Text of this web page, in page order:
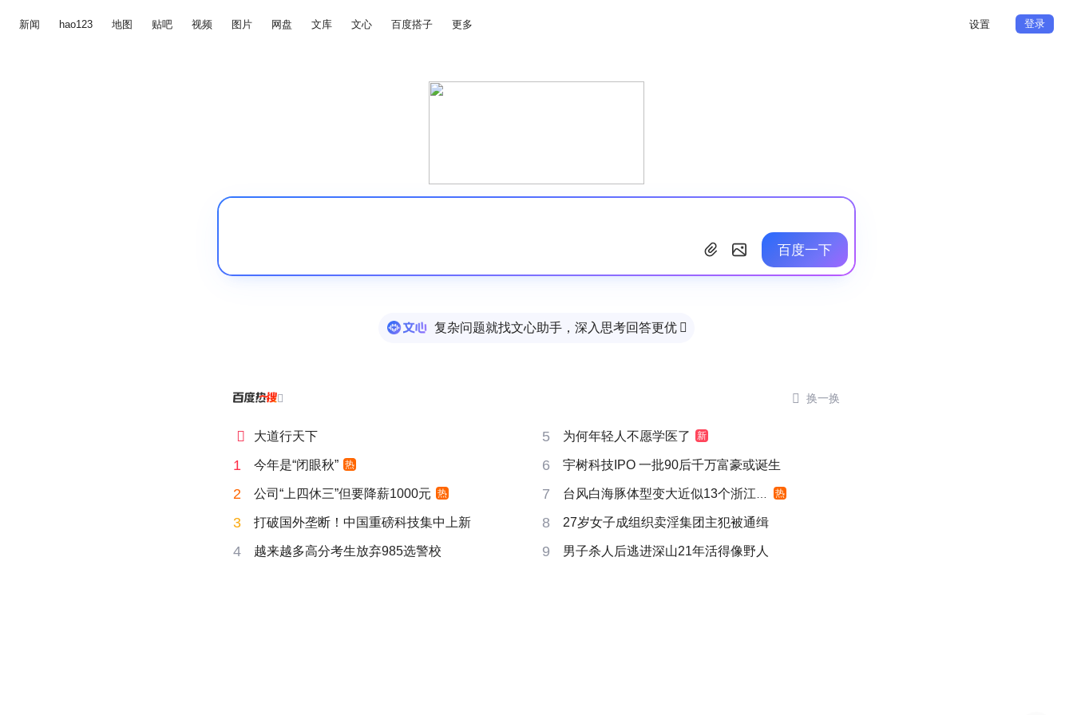
新闻 hao123 地图 贴吧 视频 图片 网盘 文库 文心 百度搭子 更多 设置 登录
百度一下
复杂问题就找文心助手，深入思考回答更优 
  换一换
 大道行天下 5 为何年轻人不愿学医了 新
1 今年是“闭眼秋” 热 6 宇树科技IPO 一批90后千万富豪或诞生
2 公司“上四休三”但要降薪1000元 热 7 台风白海豚体型变大近似13个浙江面积 热
3 打破国外垄断！中国重磅科技集中上新 8 27岁女子成组织卖淫集团主犯被通缉
4 越来越多高分考生放弃985选警校 9 男子杀人后逃进深山21年活得像野人